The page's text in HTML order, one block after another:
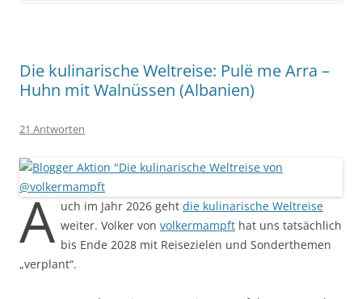
Die kulinarische Weltreise: Pulë me Arra –
Huhn mit Walnüssen (Albanien)
21 Antworten
A uch im Jahr 2026 geht die kulinarische Weltreise
weiter. Volker von volkermampft hat uns tatsächlich
bis Ende 2028 mit Reisezielen und Sonderthemen
„verplant“.